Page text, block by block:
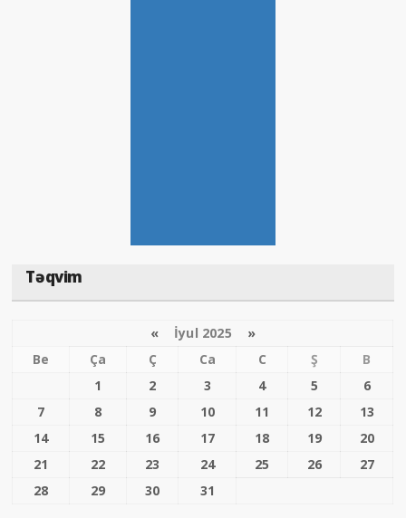
Təqvim
« İyul 2025 »
Be
Ça Ç Ca C Ş
B
1
2 3 4 5
6
7
8 9 10 11 12
13
14
15 16 17 18 19
20
21
22 23 24 25 26
27
28
29 30 31